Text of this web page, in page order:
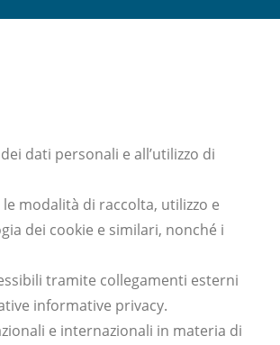
dati personali e all’utilizzo di
modalità di raccolta, utilizzo e
dei cookie e similari, nonché i
tramite collegamenti esterni
informative privacy.
e internazionali in materia di